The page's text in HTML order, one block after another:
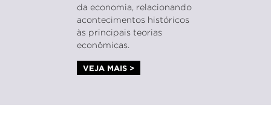
da economia, relacionando
acontecimentos históricos
às principais teorias
econômicas.
VEJA MAIS >